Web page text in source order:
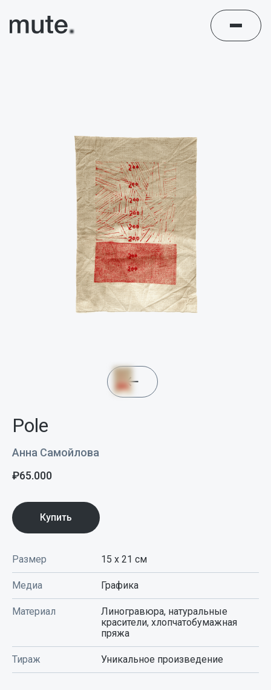
Pole
Анна Самойлова
₽65.000
Купить
Размер 15 x 21 см
Медиа Графика
Материал
Линогравюра, натуральные
красители, хлопчатобумажная
пряжа
Тираж Уникальное произведение